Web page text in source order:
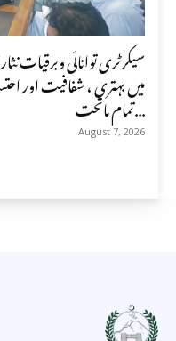
سیکرٹری توانائی وبرقیات
میں بہتری ، شفافیت اور
تمام ماتحت...
August 7, 2026